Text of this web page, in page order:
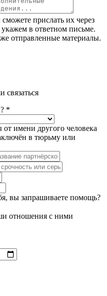
прислать их через
в ответном письме.
отправленные материалы.
связаться
*
имени другого человека
в тюрьму или
вы запрашиваете помощь?
отношения с ними